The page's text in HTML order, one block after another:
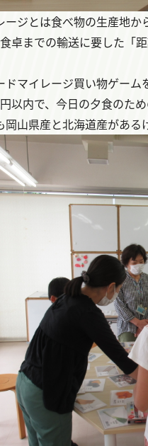
ージとは食べ物の生産地か
食卓までの輸送に要した「
マイレージ買い物ゲーム
以内で、今日の夕食のた
岡山県産と北海道産がある